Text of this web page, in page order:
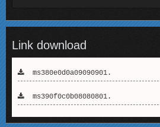
Link download
ms380e0d0a09090901.
ms390f0c0b08080801.